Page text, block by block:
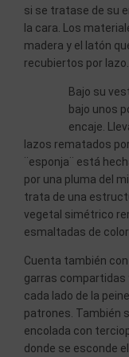
si se tratase de su
la cara. Los
madera y el latón
recubiertos por lazo.
Bajo su
bajo unos
encaje.
lazos rematados
¨esponja¨ está
por una pluma del
trata de una
vegetal simétrico
esmaltadas de color
Cuenta también
garras compartidas
cada lado de la
patrones. También
encolada con
donde se esconde